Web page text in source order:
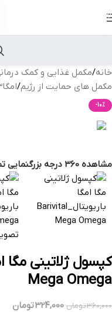
رد کردن به ناوبری
خانه/مکمل غذایی و کمک
مکمل های حمایت از رژیم/امگا3
بازگشت به محصولات
-10%
مشاهده 360 درجه بزرگنمایی
Mega Omega
360,000تومان 324,000تومان